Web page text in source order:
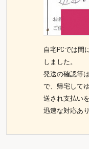
自宅PCでは間
しました。
発送の確認等
で、帰宅して
送され支払い
迅速な対応あ